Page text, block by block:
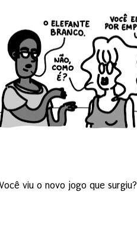
viu o novo jogo que surgiu?